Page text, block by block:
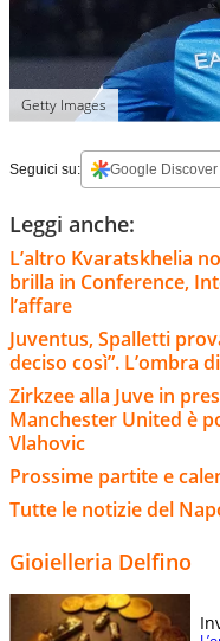
Getty Images
Seguici su: Google Discover
Leggi anche:
L’altro Kvaratskhelia
brilla in Conference,
l’affare
Juventus, Spalletti
deciso così”. L’ombra
Zirkzee alla Juve in
Manchester United è
Vlahovic
Prossime partite e
Tutte le notizie del
Gioielleria Delfino